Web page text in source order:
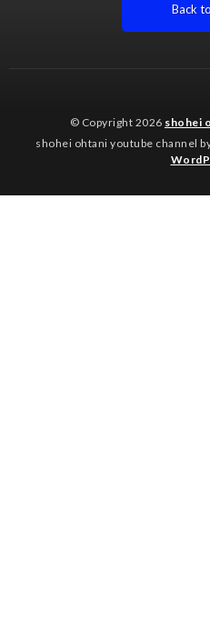
Back
© Copyright 2026 shohei
shohei ohtani youtube channel